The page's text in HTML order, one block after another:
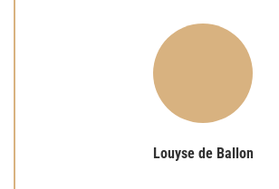
Louyse de Ballon
Louyse de Ballon
qui, au XVIIe siècle, ont résolu de vivre
Lire plus